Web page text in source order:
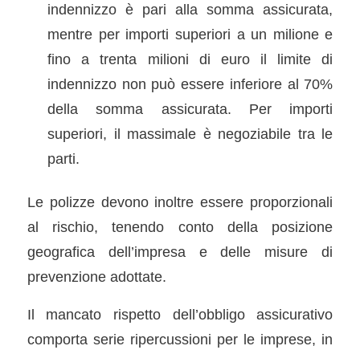
indennizzo è pari alla somma assicurata,
mentre per importi superiori a un milione e
fino a trenta milioni di euro il limite di
indennizzo non può essere inferiore al 70%
della somma assicurata. Per importi
superiori, il massimale è negoziabile tra le
parti.
Le polizze devono inoltre essere proporzionali
al rischio, tenendo conto della posizione
geografica dell’impresa e delle misure di
prevenzione adottate.
Il mancato rispetto dell’obbligo assicurativo
comporta serie ripercussioni per le imprese, in